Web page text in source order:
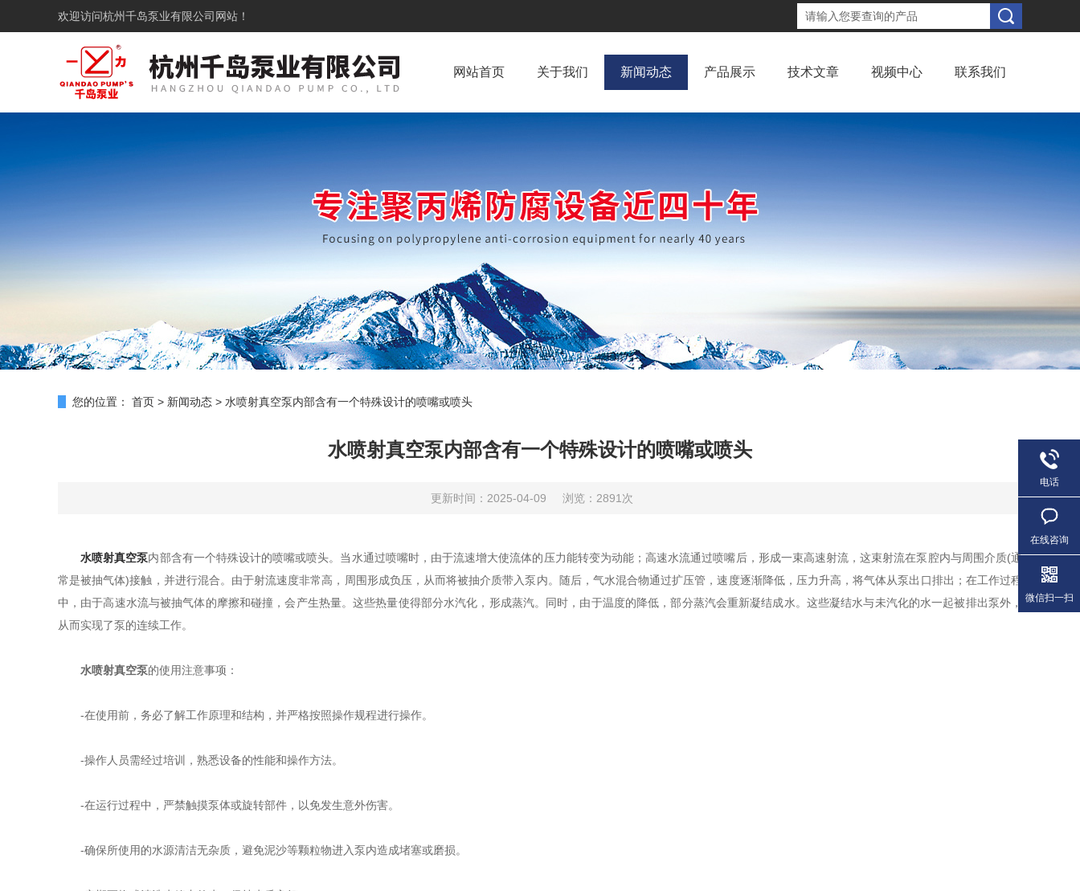
欢迎访问杭州千岛泵业有限公司网站！
网站首页 关于我们 新闻动态 产品展示 技术文章 视频中心 联系我们
您的位置： 首页 > 新闻动态 > 水喷射真空泵内部含有一个特殊设计的喷嘴或喷头
水喷射真空泵内部含有一个特殊设计的喷嘴或喷头
更新时间：2025-04-09 浏览：2891次
水喷射真空泵内部含有一个特殊设计的喷嘴或喷头。当水通过喷嘴时，由于流速增大使流体的压力能转变为动能；高速水流通过喷嘴后，形成一束高速射流，这束射流在泵腔内与周围介质(通
常是被抽气体)接触，并进行混合。由于射流速度非常高，周围形成负压，从而将被抽介质带入泵内。随后，气水混合物通过扩压管，速度逐渐降低，压力升高，将气体从泵出口排出；在工作过程
中，由于高速水流与被抽气体的摩擦和碰撞，会产生热量。这些热量使得部分水汽化，形成蒸汽。同时，由于温度的降低，部分蒸汽会重新凝结成水。这些凝结水与未汽化的水一起被排出泵外，
从而实现了泵的连续工作。
水喷射真空泵的使用注意事项：
-在使用前，务必了解工作原理和结构，并严格按照操作规程进行操作。
-操作人员需经过培训，熟悉设备的性能和操作方法。
-在运行过程中，严禁触摸泵体或旋转部件，以免发生意外伤害。
-确保所使用的水源清洁无杂质，避免泥沙等颗粒物进入泵内造成堵塞或磨损。
电话
在线咨询
微信扫一扫